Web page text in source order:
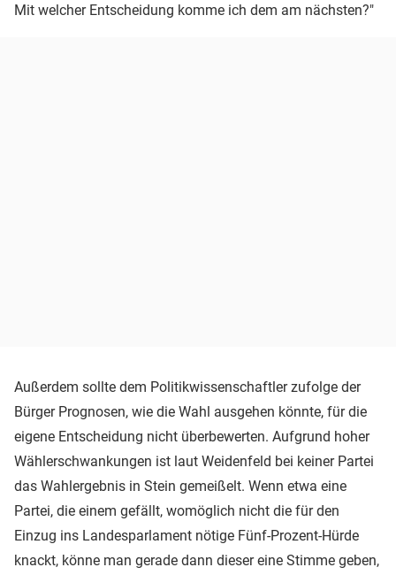
Mit welcher Entscheidung komme ich dem am nächsten?"
Außerdem sollte dem Politikwissenschaftler zufolge der
Bürger Prognosen, wie die Wahl ausgehen könnte, für die
eigene Entscheidung nicht überbewerten. Aufgrund hoher
Wählerschwankungen ist laut Weidenfeld bei keiner Partei
das Wahlergebnis in Stein gemeißelt. Wenn etwa eine
Partei, die einem gefällt, womöglich nicht die für den
Einzug ins Landesparlament nötige Fünf-Prozent-Hürde
knackt, könne man gerade dann dieser eine Stimme geben,